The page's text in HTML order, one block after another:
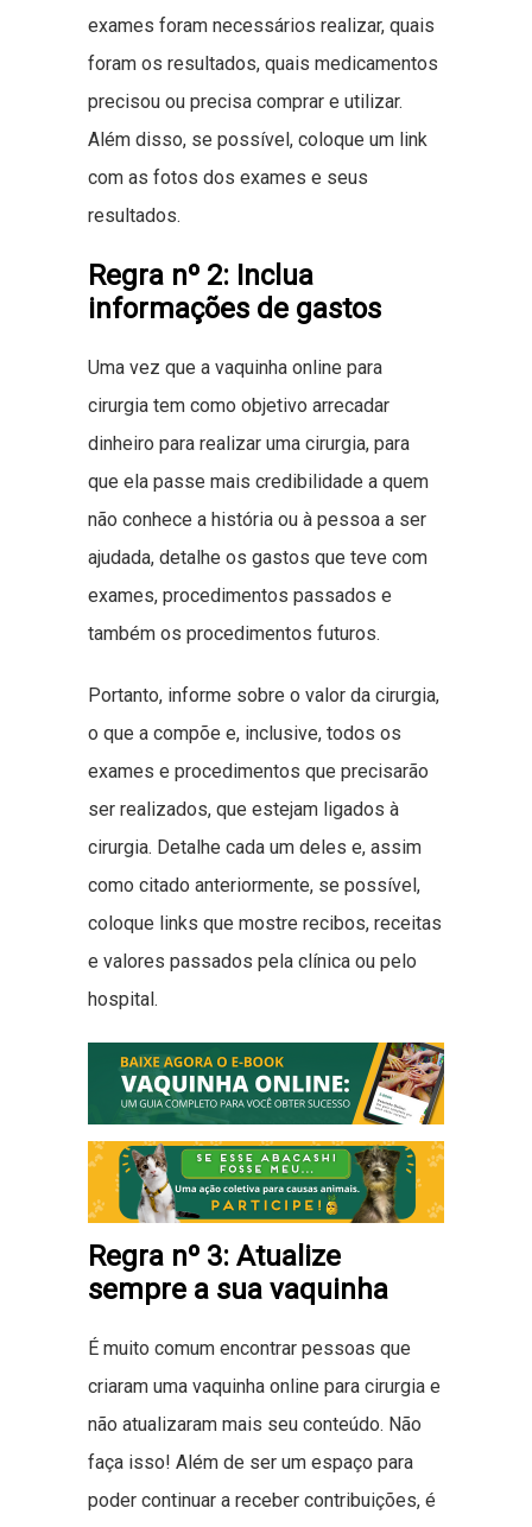
exames foram necessários realizar, quais
foram os resultados, quais medicamentos
precisou ou precisa comprar e utilizar.
Além disso, se possível, coloque um link
com as fotos dos exames e seus
resultados.
Regra nº 2: Inclua
informações de gastos
Uma vez que a vaquinha online para
cirurgia tem como objetivo arrecadar
dinheiro para realizar uma cirurgia, para
que ela passe mais credibilidade a quem
não conhece a história ou à pessoa a ser
ajudada, detalhe os gastos que teve com
exames, procedimentos passados e
também os procedimentos futuros.
Portanto, informe sobre o valor da cirurgia,
o que a compõe e, inclusive, todos os
exames e procedimentos que precisarão
ser realizados, que estejam ligados à
cirurgia. Detalhe cada um deles e, assim
como citado anteriormente, se possível,
coloque links que mostre recibos, receitas
e valores passados pela clínica ou pelo
hospital.
Regra nº 3: Atualize
sempre a sua vaquinha
É muito comum encontrar pessoas que
criaram uma vaquinha online para cirurgia e
não atualizaram mais seu conteúdo. Não
faça isso! Além de ser um espaço para
poder continuar a receber contribuições, é